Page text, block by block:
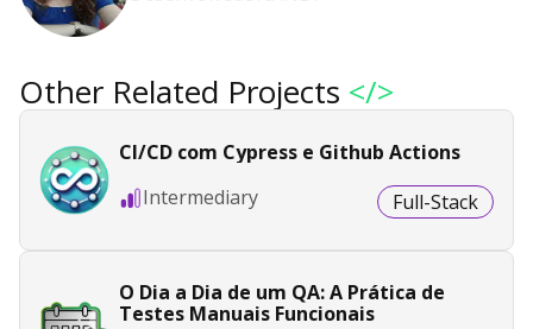
Other Related Projects </>
CI/CD com Cypress e Github Actions
Intermediary
Full-Stack
O Dia a Dia de um QA: A Prática de
Testes Manuais Funcionais